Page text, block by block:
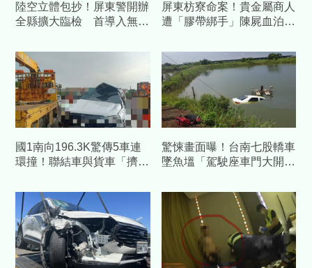
陸空立體包抄！屏東警開辦
全縣擴大臨檢 首導入無人
屏東枋寮命案！貴金屬商人
遭「膠帶綁手」陳屍血泊
國1南向196.3K驚傳5車連
環撞！聯結車與貨車「擠成
驚悚畫面曝！台南七股轎車
墜魚塭「駕駛座車門大開」